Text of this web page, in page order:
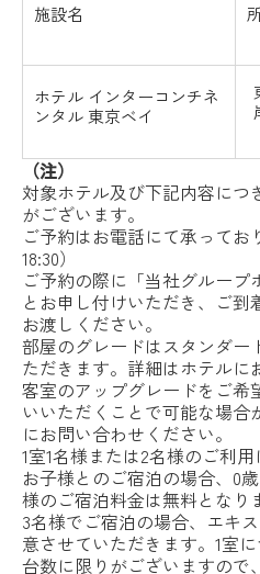
施設名
ホテル インターコンチネ
ンタル 東京ベイ
（注）
対象ホテル及び下記内容につ
がございます。
ご予約はお電話にて承ってお
18:30）
ご予約の際に「当社グループ
とお申し付けいただき、ご到
お渡しください。
部屋のグレードはスタンダー
ただきます。詳細はホテルに
客室のアップグレードをご希
いいただくことで可能な場
にお問い合わせください。
1室1名様または2名様のご利
お子様とのご宿泊の場合、0
様のご宿泊料金は無料となり
3名様でご宿泊の場合、エキ
意させていただきます。1室に
台数に限りがございますので